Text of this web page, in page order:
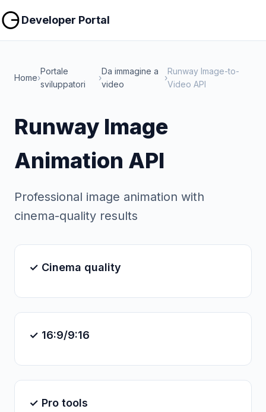
Developer Portal
Home›
Portale
sviluppatori
›
Da immagine a
video
›
Runway Image-to-
Video API
Runway Image
Animation API
Professional image animation with
cinema-quality results
✓ Cinema quality
✓ 16:9/9:16
✓ Pro tools